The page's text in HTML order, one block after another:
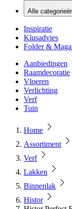
Alle
Inspiratie
Klusadvies
Folder &
Aanbiedingen
Raamdecoratie
Vloeren
Verlichting
Verf
Tuin
Home
Assortiment
Verf
Lakken
Binnenlak
Histor